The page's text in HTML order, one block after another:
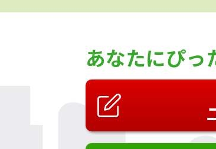
あなたにぴっ